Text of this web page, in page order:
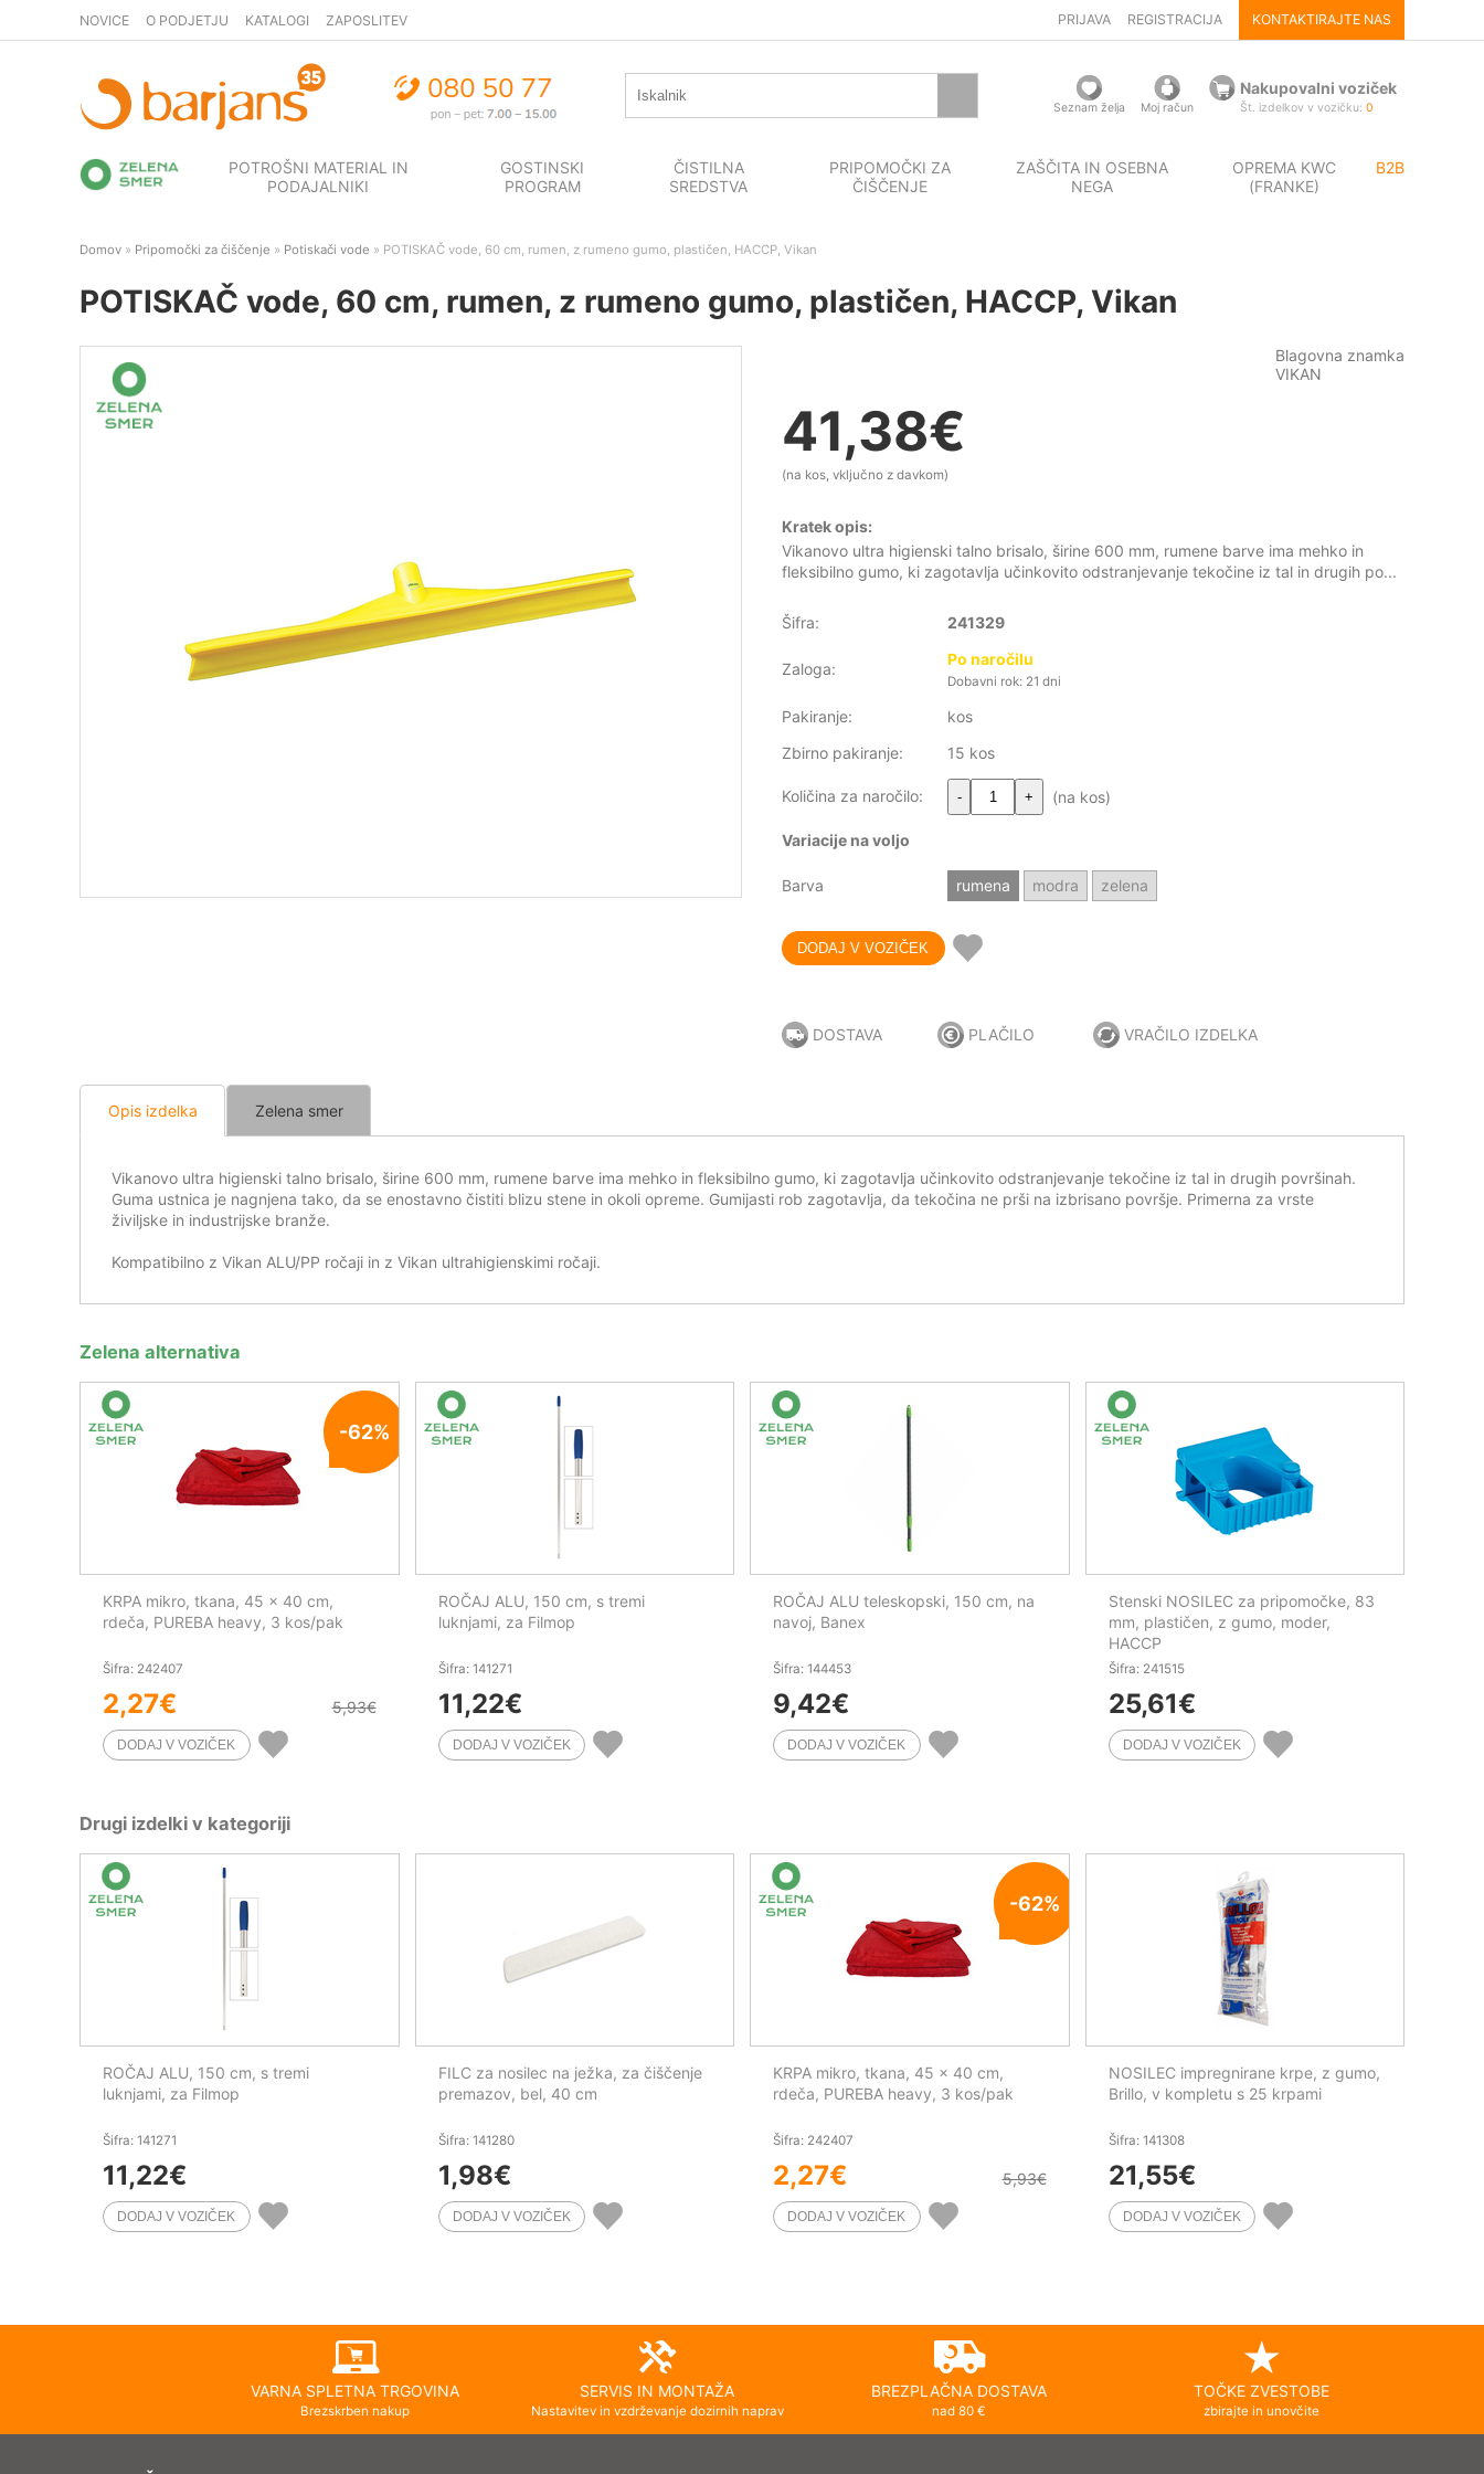
NOVICE O PODJETJU KATALOGI ZAPOSLITEV PRIJAVA REGISTRACIJA KONTAKTIRAJTE NAS
Seznam želja Moj račun
Nakupovalni voziček
Št. izdelkov v vozičku: 0
POTROŠNI MATERIAL IN
PODAJALNIKI
GOSTINSKI
PROGRAM
ČISTILNA
SREDSTVA
PRIPOMOČKI ZA
ČIŠČENJE
ZAŠČITA IN OSEBNA
NEGA
OPREMA KWC
(FRANKE)
B2B
Domov » Pripomočki za čiščenje » Potiskači vode » POTISKAČ vode, 60 cm, rumen, z rumeno gumo, plastičen, HACCP, Vikan
POTISKAČ vode, 60 cm, rumen, z rumeno gumo, plastičen, HACCP, Vikan
Blagovna znamka
VIKAN
41,38€
(na kos, vključno z davkom)
Kratek opis:
Vikanovo ultra higienski talno brisalo, širine 600 mm, rumene barve ima mehko in
fleksibilno gumo, ki zagotavlja učinkovito odstranjevanje tekočine iz tal in drugih po...
Šifra: 241329
Zaloga:
Po naročilu
Dobavni rok: 21 dni
Pakiranje:
kos
Zbirno pakiranje:
15 kos
Količina za naročilo: - + (na kos)
Variacije na voljo
Barva rumena modra zelena
DOSTAVA PLAČILO VRAČILO IZDELKA
Opis izdelka Zelena smer
Vikanovo ultra higienski talno brisalo, širine 600 mm, rumene barve ima mehko in fleksibilno gumo, ki zagotavlja učinkovito odstranjevanje tekočine iz tal in drugih površinah.
Guma ustnica je nagnjena tako, da se enostavno čistiti blizu stene in okoli opreme. Gumijasti rob zagotavlja, da tekočina ne prši na izbrisano površje. Primerna za vrste
živiljske in industrijske branže.
Kompatibilno z Vikan ALU/PP ročaji in z Vikan ultrahigienskimi ročaji.
Zelena alternativa
-62%
KRPA mikro, tkana, 45 x 40 cm,
rdeča, PUREBA heavy, 3 kos/pak
Šifra: 242407
2,27€ 5,93€
ROČAJ ALU, 150 cm, s tremi
luknjami, za Filmop
Šifra: 141271
11,22€
ROČAJ ALU teleskopski, 150 cm, na
navoj, Banex
Šifra: 144453
9,42€
Stenski NOSILEC za pripomočke, 83
mm, plastičen, z gumo, moder,
HACCP
Šifra: 241515
25,61€
Drugi izdelki v kategoriji
ROČAJ ALU, 150 cm, s tremi
luknjami, za Filmop
Šifra: 141271
11,22€
FILC za nosilec na ježka, za čiščenje
premazov, bel, 40 cm
Šifra: 141280
1,98€
-62%
KRPA mikro, tkana, 45 x 40 cm,
rdeča, PUREBA heavy, 3 kos/pak
Šifra: 242407
2,27€ 5,93€
NOSILEC impregnirane krpe, z gumo,
Brillo, v kompletu s 25 krpami
Šifra: 141308
21,55€
VARNA SPLETNA TRGOVINA
Brezskrben nakup
SERVIS IN MONTAŽA
Nastavitev in vzdrževanje dozirnih naprav
BREZPLAČNA DOSTAVA
nad 80 €
TOČKE ZVESTOBE
zbirajte in unovčite